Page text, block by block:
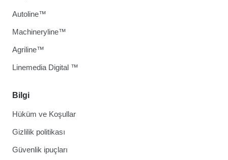
Bilgi
Hüküm ve Koşullar
Gizlilik politikası
Güvenlik ipuçları
Autoline™
Machineryline™
Agriline™
Linemedia Digital ™